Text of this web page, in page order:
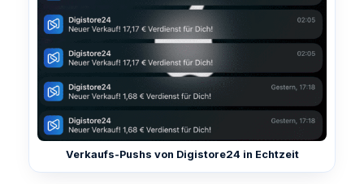
Verkaufs-Pushs von Digistore24 in Echtzeit